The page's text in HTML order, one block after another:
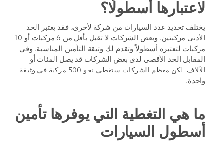
لاعتبارها أسطولًا؟
يختلف تحديد عدد السيارات من شركة لأخرى، فقد يعتبر الحد
الأدنى مركبتين. وبعض الشركات لا تقبل بأقل من 6 مركبات أو 10
مركبات لتعتبره أسطولاً وتقدم لك وثيقة التأمين المناسبة. وفي
المقابل الحد الأقصى لدى بعض الشركات قد يصل المئات أو
الآلاف. لكن معظم الشركات ستغطي نحو 500 مركبة في وثيقة
واحدة.
ما هي التغطية التي يوفرها تأمين
أسطول السيارات